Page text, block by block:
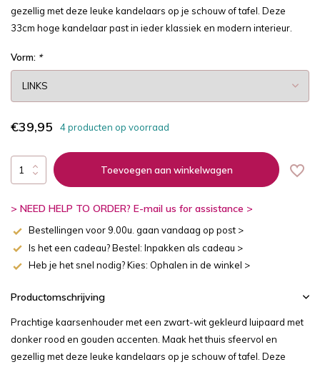
gezellig met deze leuke kandelaars op je schouw of tafel. Deze
33cm hoge kandelaar past in ieder klassiek en modern interieur.
Vorm: *
€39,95 4 producten op voorraad
Toevoegen aan winkelwagen
> NEED HELP TO ORDER? E-mail us for assistance >
Bestellingen voor 9.00u. gaan vandaag op post >
Is het een cadeau? Bestel: Inpakken als cadeau >
Heb je het snel nodig? Kies: Ophalen in de winkel >
Productomschrijving
Prachtige kaarsenhouder met een zwart-wit gekleurd luipaard met
donker rood en gouden accenten. Maak het thuis sfeervol en
gezellig met deze leuke kandelaars op je schouw of tafel. Deze